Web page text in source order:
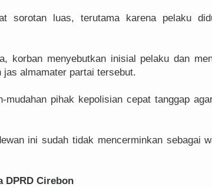
sorotan luas, terutama karena pelaku
korban menyebutkan inisial pelaku dan
jas almamater partai tersebut.
mudahan pihak kepolisian cepat tanggap
ini sudah tidak mencerminkan sebagai
DPRD Cirebon